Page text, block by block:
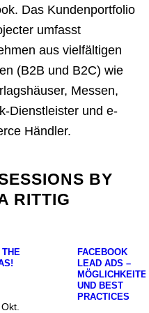
Das Kundenportfolio
umfasst
aus vielfältigen
(B2B und B2C) wie
Messen,
Dienstleister und e-
Händler.
BY
RITTIG
THE
FACEBOOK
LEAD ADS –
UND BEST
PRACTICES